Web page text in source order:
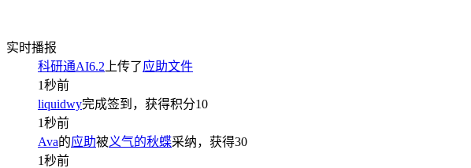
实时播报
科研通AI6.2 上传了应助文件
1秒前
liquidwy完成签到，获得积分10
1秒前
Ava的应助被义气的秋蝶采纳，获得30
1秒前